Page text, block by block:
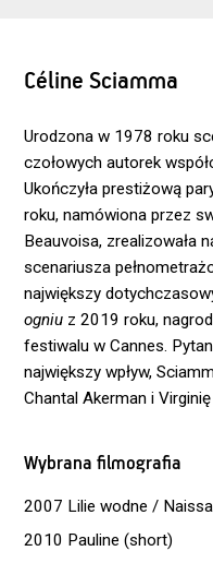
Céline Sciamma
Urodzona w 1978 roku
czołowych autorek
Ukończyła prestiżową
roku, namówiona przez
Beauvoisa, zrealizowała
scenariusza
największy
ogniu z 2019 roku,
festiwalu w Cannes.
największy wpływ,
Chantal Akerman i
Wybrana filmografia
2007 Lilie wodne /
2010 Pauline (short)